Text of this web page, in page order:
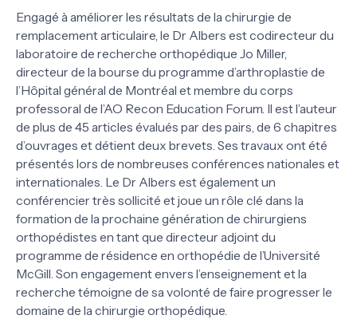
Engagé à améliorer les résultats de la chirurgie de
remplacement articulaire, le Dr Albers est codirecteur du
laboratoire de recherche orthopédique Jo Miller,
directeur de la bourse du programme d’arthroplastie de
l’Hôpital général de Montréal et membre du corps
professoral de l’AO Recon Education Forum. Il est l’auteur
de plus de 45 articles évalués par des pairs, de 6 chapitres
d’ouvrages et détient deux brevets. Ses travaux ont été
présentés lors de nombreuses conférences nationales et
internationales. Le Dr Albers est également un
conférencier très sollicité et joue un rôle clé dans la
formation de la prochaine génération de chirurgiens
orthopédistes en tant que directeur adjoint du
programme de résidence en orthopédie de l’Université
McGill. Son engagement envers l’enseignement et la
recherche témoigne de sa volonté de faire progresser le
domaine de la chirurgie orthopédique.